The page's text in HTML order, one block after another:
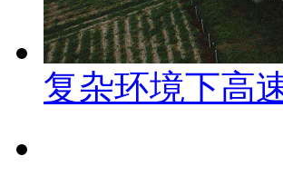
复杂环境下高